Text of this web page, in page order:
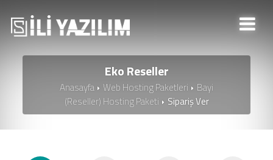
Eko Reseller
Anasayfa Web Hosting Paketleri
Bayi
(Reseller) Hosting Paketi
Sipariş Ver